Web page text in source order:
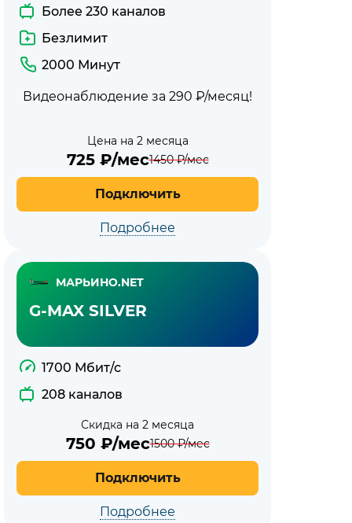
Более 230 каналов
Безлимит
2000 Минут
Видеонаблюдение за 290 ₽/месяц!
Цена на 2 месяца
725₽/мес1450₽/мес
Подключить
Подробнее
МАРЬИНО.NET
G-MAX SILVER
1700 Мбит/с
208 каналов
Скидка на 2 месяца
750 ₽/мес1500₽/мес
Подключить
Подробнее